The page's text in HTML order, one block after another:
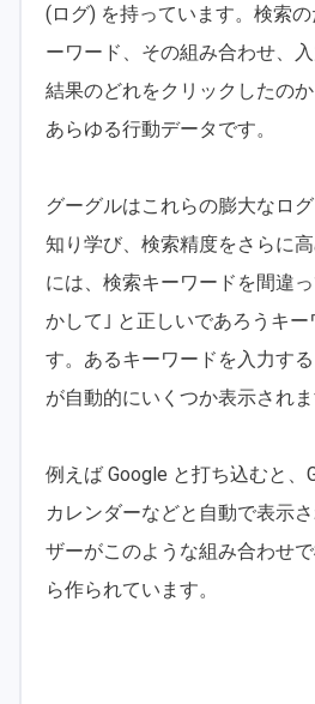
(ログ) を持っています。検索
ーワード、その組み合わせ、
結果のどれをクリックしたの
あらゆる行動データです。
グーグルはこれらの膨大なロ
知り学び、検索精度をさらに
には、検索キーワードを間違
かして｣ と正しいであろうキー
す。あるキーワードを入力す
が自動的にいくつか表示されま
例えば Google と打ち込むと、
カレンダーなどと自動で表示
ザーがこのような組み合わせ
ら作られています。